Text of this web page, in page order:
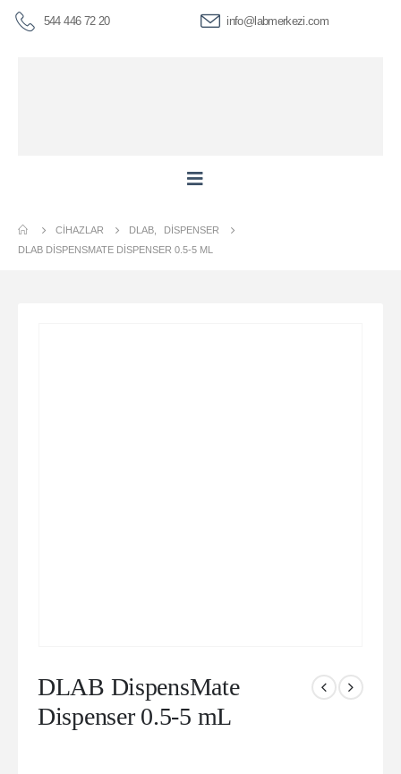
544 446 72 20 info@labmerkezi.com
CIHAZLAR DLAB
DISPENSER
DLAB DISPENSMATE DISPENSER 0.5-5 ML
DLAB DispensMate
Dispenser 0.5-5 mL